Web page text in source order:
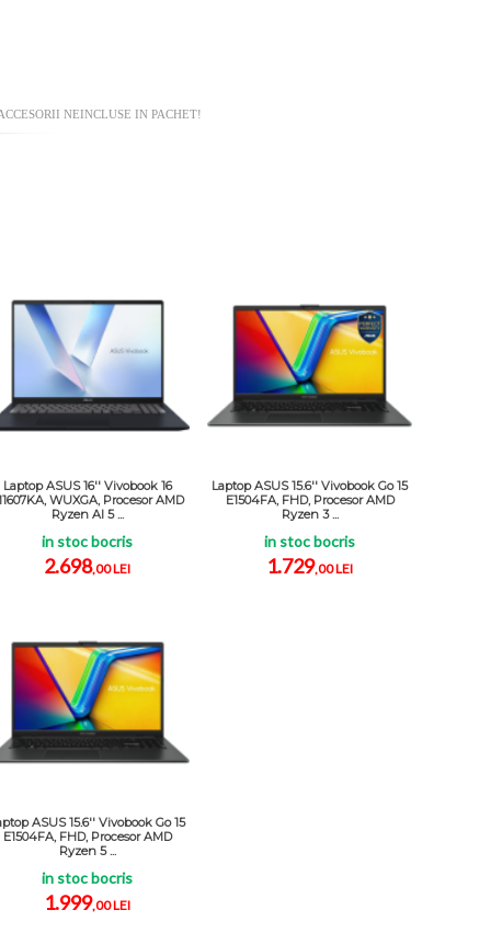
NEINCLUSE IN PACHET!
Laptop ASUS 16'' Vivobook 16
WUXGA, Procesor AMD
Ryzen AI 5 ...
in stoc bocris
2.698,00 LEI
Laptop ASUS 15.6'' Vivobook Go 15
E1504FA, FHD, Procesor AMD
Ryzen 3 ...
in stoc bocris
1.729,00 LEI
ASUS 15.6'' Vivobook Go 15
E1504FA, FHD, Procesor AMD
Ryzen 5 ...
in stoc bocris
1.999,00 LEI